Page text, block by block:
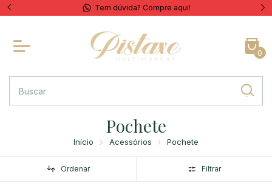
Tem dúvida? Compre aqui!
0
Pochete
Início Acessórios Pochete
Ordenar Filtrar